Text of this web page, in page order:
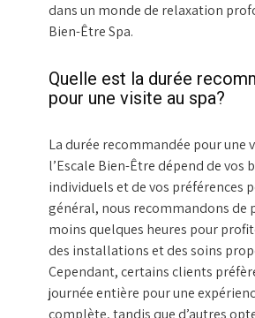
dans un monde de relaxation
Bien-Être Spa.
Quelle est la durée
pour une visite au spa?
La durée recommandée pour une
l’Escale Bien-Être dépend de vos
individuels et de vos préférences
général, nous recommandons de
moins quelques heures pour
des installations et des soins
Cependant, certains clients
journée entière pour une
complète, tandis que d’autres